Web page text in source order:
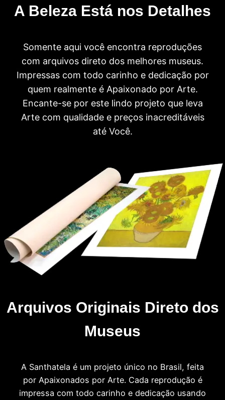
A Beleza Está nos Detalhes
Somente aqui você encontra reproduções
com arquivos direto dos melhores museus.
Impressas com todo carinho e dedicação por
quem realmente é Apaixonado por Arte.
Encante-se por este lindo projeto que leva
Arte com qualidade e preços inacreditáveis
até Você.
Arquivos Originais Direto dos
Museus
A Santhatela é um projeto único no Brasil, feita
por Apaixonados por Arte. Cada reprodução é
impressa com todo carinho e dedicação usando